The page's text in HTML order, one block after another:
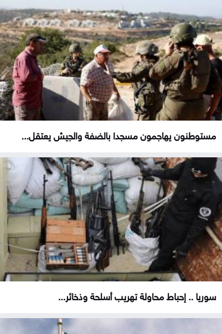
مستوطنون يهاجمون مسجدا بالضفة والجيش يعتقل...
سوريا .. إحباط محاولة تهريب أسلحة وذخائر...